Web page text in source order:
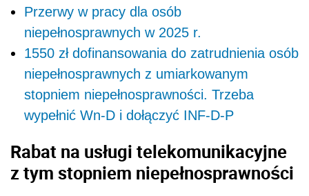
Przerwy w pracy dla osób
niepełnosprawnych w 2025 r.
1550 zł dofinansowania do zatrudnienia osób
niepełnosprawnych z umiarkowanym
stopniem niepełnosprawności. Trzeba
wypełnić Wn-D i dołączyć INF-D-P
Rabat na usługi telekomunikacyjne
z tym stopniem niepełnosprawności